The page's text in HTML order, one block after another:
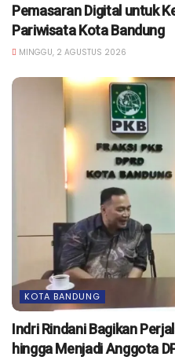
Pemasaran Digital untuk
Pariwisata Kota Bandung
MINGGU, 2 AGUSTUS 2026
KOTA BANDUNG
Indri Rindani Bagikan
hingga Menjadi Anggota